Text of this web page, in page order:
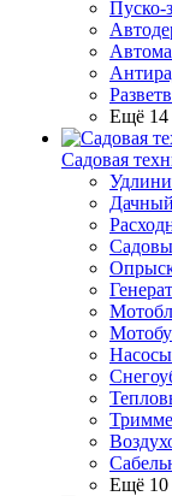
Пуско-
Ещё 14
Садовая
Ещё 10